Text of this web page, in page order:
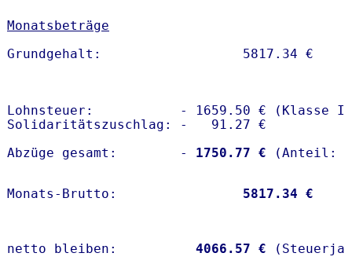
Monatsbeträge
Lohnsteuer:           - 1659.50 € (Klasse I)
Solidaritätszuschlag: -   91.27 €
Abzüge gesamt:        -
1750.77 €
Monats-Brutto: 5817.34 €
netto bleiben: 4066.57 €